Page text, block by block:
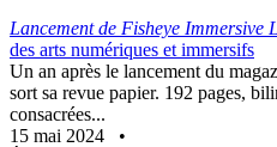
Lancement de Fisheye Immersive
des arts numériques et immersifs
Un an après le lancement du
sort sa revue papier. 192 pages,
consacrées...
15 mai 2024
•